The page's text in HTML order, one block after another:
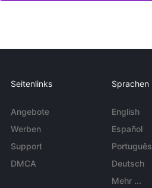
Seitenlinks
Angebote
Werben
Support
DMCA
Sprachen
English
Español
Português
Deutsch
Mehr ...